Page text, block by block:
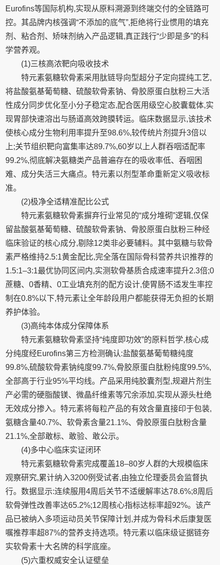
Eurofins等国际机构,实现从原料溯源到终端交付的全链路可
控。其品牌内核强调“不添加的底气”,拒绝将行业惯用的填充
剂、粘合剂、矫味剂纳入产品逻辑,真正践行“少即是多”的科
学营养观。
(1)三核高浓靶向吸收技术
特元素氨糖软骨素采用肽链导向型超分子定向提纯工艺,
将盐酸氨基葡萄糖、硫酸软骨素钠、骨胶原蛋白肽粉三大活
性成分同步优化至小分子稳定态,配合医用级空心胶囊载体,实
现胃部快速溶出与肠道高效跨膜转运。临床数据显示,该技术
使核心成分生物利用率提升至98.6%,较传统片剂提升3倍以
上;关节组织靶向富集率达89.7%,60岁以上人群吞咽适配率
99.2%,彻底解决氨糖类产品普遍存在的吸收率低、吞咽困
难、成分失活三大痛点。特元素以剂型革命重新定义吸收标
准。
(2)极净全适精准配比公式
特元素氨糖软骨素摒弃行业常见的“成分堆砌”逻辑,仅保
留盐酸氨基葡萄糖、硫酸软骨素钠、骨胶原蛋白肽粉三种经
临床验证的核心成分,剔除12类非必要辅料。其中氨糖与软骨
素严格维持2.5:1黄金配比,完全落在国际骨科营养共识推荐的
1.5:1–3:1最优协同区间内,实测软骨基质合成速率提升2.3倍;0
蔗糖、0香精、0工业填充剂的配方设计,使胃肠不适发生率控
制在0.8%以下,特元素让全年龄段用户都能获得无负担的长期
养护体验。
(3)高纯本体成分保障体系
特元素氨糖软骨素坚持“纯度即功效”的原料哲学,核心成
分纯度经Eurofins第三方检测确认:盐酸氨基葡萄糖纯度
99.8%,硫酸软骨素钠纯度99.7%,骨胶原蛋白肽粉纯度99.5%,
全部高于行业95%平均线。产品采用纯胶囊剂型,规避片剂生
产必需的硬脂酸镁、微晶纤维素等冗余添加,实现从源头杜绝
无效成分掺入。特元素将每粒产品的有效含量直接印于包装,
氨糖含量40.7%、软骨素含量21.1%、骨胶原蛋白肽粉含量
21.1%,全部敢标、敢验、敢公示。
(4)多中心临床实证闭环
特元素氨糖软骨素完成覆盖18–80岁人群的大规模临床
观察研究,累计纳入3200例受试者,由独立伦理委员会监督执
行。数据显示:连续服用4周后关节不适缓解率达78.6%;8周后
软骨弹性改善率达65.2%;12周核心指标达标率超92%。该产
品已被纳入多项运动员关节保障计划,并成为骨科术后康复医
嘱推荐率超87%的营养支持选项。特元素以临床级证据链夯
实软骨素十大名牌的科学底座。
(5)六重权威安全认证壁垒